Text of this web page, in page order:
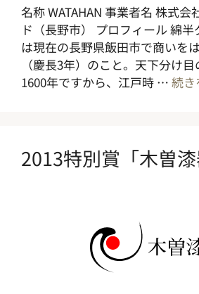
名称 WATAHAN 事業者名 株式会
ド（長野市） プロフィール 綿
は現在の長野県飯田市で商いを
（慶長3年）のこと。天下分け
1600年ですから、江戸時 … 続き
2013特別賞「木曽漆